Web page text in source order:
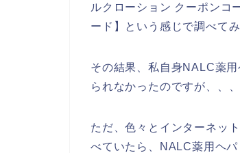
ルクローション クーポンコ
ード】という感じで調べて
その結果、私自身NALC薬
られなかったのですが、、、
ただ、色々とインターネッ
べていたら、NALC薬用ヘ